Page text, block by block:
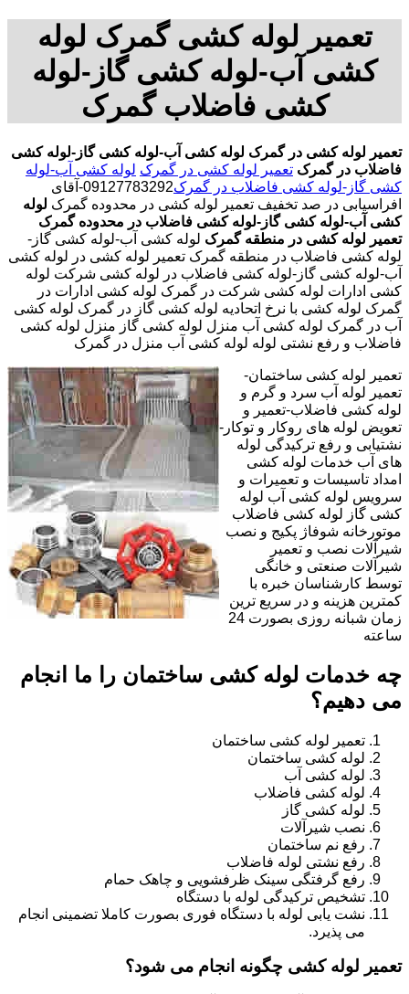
تعمیر لوله کشی گمرک لوله
کشی آب-لوله کشی گاز-لوله
کشی فاضلاب گمرک
تعمیر لوله کشی در گمرک لوله کشی آب-لوله کشی گاز-لوله کشی
فاضلاب در گمرک تعمیر لوله کشی در گمرک لوله کشی آب-لوله
کشی گاز-لوله کشی فاضلاب در گمرک
09127783292-آقای
افراسیابی در صد تخفیف تعمیر لوله کشی در محدوده گمرک لوله
کشی آب-لوله کشی گاز-لوله کشی فاضلاب در محدوده گمرک
تعمیر لوله کشی در منطقه گمرک لوله کشی آب-لوله کشی گاز-
لوله کشی فاضلاب در منطقه گمرک تعمیر لوله کشی در لوله کشی
آب-لوله کشی گاز-لوله کشی فاضلاب در لوله کشی شرکت لوله
کشی ادارات لوله کشی شرکت در گمرک لوله کشی ادارات در
گمرک لوله کشی با نرخ اتحادیه لوله کشی گاز در گمرک لوله کشی
آب در گمرک لوله کشی آب منزل لوله کشی گاز منزل لوله کشی
فاضلاب و رفع نشتی لوله لوله کشی آب منزل در گمرک
تعمیر لوله کشی ساختمان-
تعمیر لوله آب سرد و گرم و
لوله کشی فاضلاب-تعمیر و
تعویض لوله های روکار و توکار-
نشتیابی و رفع ترکیدگی لوله
های آب خدمات لوله کشی
امداد تاسیسات و تعمیرات و
سرویس لوله کشی آب لوله
کشی گاز لوله کشی فاضلاب
موتورخانه شوفاژ پکیج و نصب
شیرآلات نصب و تعمیر
شیرآلات صنعتی و خانگی
توسط کارشناسان خبره با
کمترین هزینه و در سریع ترین
زمان شبانه روزی بصورت 24
ساعته
چه خدمات لوله کشی ساختمان را ما انجام
می دهیم؟
تعمیر لوله کشی ساختمان
لوله کشی ساختمان
لوله کشی آب
لوله کشی فاضلاب
لوله کشی گاز
نصب شیرآلات
رفع نم ساختمان
رفع نشتی لوله فاضلاب
رفع گرفتگی سینک ظرفشویی و چاهک حمام
تشخیص ترکیدگی لوله با دستگاه
نشت یابی لوله با دستگاه فوری بصورت کاملا تضمینی انجام
می پذیرد.
تعمیر لوله کشی چگونه انجام می شود؟